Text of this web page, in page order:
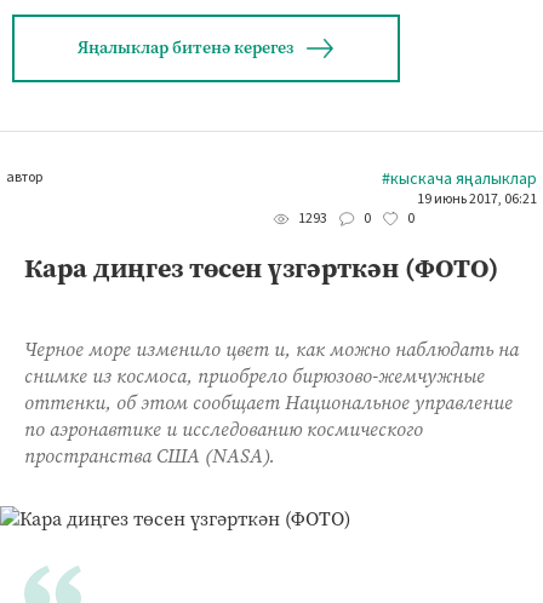
Яңалыклар битенә керегез
автор #кыскача яңалыклар
19 июнь 2017, 06:21
1293
0 0
Кара диңгез төсен үзгәрткән (ФОТО)
Черное море изменило цвет и, как можно наблюдать на
снимке из космоса, приобрело бирюзово-жемчужные
оттенки, об этом сообщает Национальное управление
по аэронавтике и исследованию космического
пространства США (NASA).